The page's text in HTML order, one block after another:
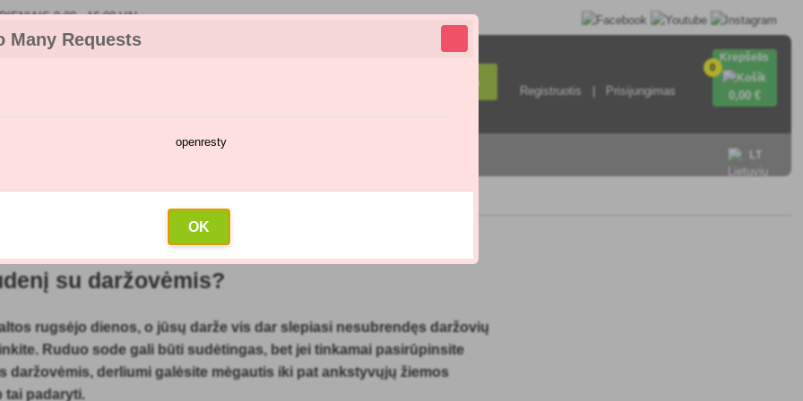
Many Requests
openresty
OK
9:00 - 16:00 VAL
Paieška
Registruotis Prisijungimas
0
Krepšelis
0,00 €
LT
su daržovėmis?
rugsėjo dienos, o jūsų darže vis dar slepiasi nesubrendęs daržovių
Ruduo sode gali būti sudėtingas, bet jei tinkamai pasirūpinsite
daržovėmis, derliumi galėsite mėgautis iki pat ankstyvųjų žiemos
tai padaryti.